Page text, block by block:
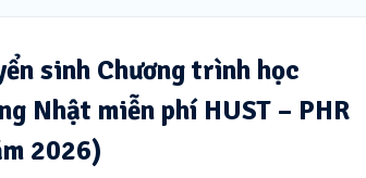
sinh Chương trình học
Nhật miễn phí HUST – PHR
2026)